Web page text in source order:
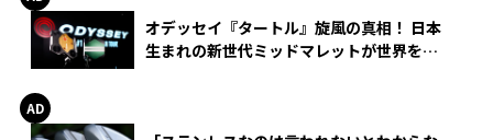
オデッセイ『タートル』旋風の真相！ 日本
生まれの新世代ミッドマレットが世界を席